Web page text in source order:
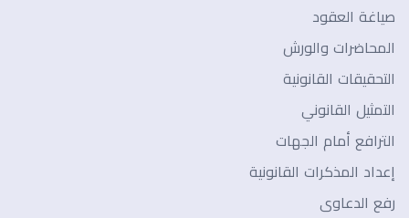
صياغة العقود
المحاضرات والورش
التحقيقات القانونية
التمثيل القانوني
الترافع أمام الجهات
إعداد المذكرات القانونية
رفع الدعاوى